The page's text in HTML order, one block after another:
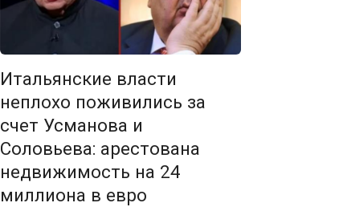
Итальянские власти
неплохо поживились за
счет Усманова и
Соловьева: арестована
недвижимость на 24
миллиона в евро